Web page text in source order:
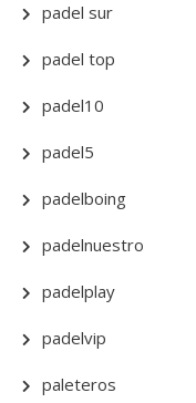
padel sur
padel top
padel10
padel5
padelboing
padelnuestro
padelplay
padelvip
paleteros